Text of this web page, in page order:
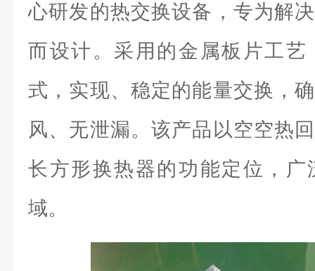
心研发的热交换设备，专为解
而设计。采用的金属板片工艺
式，实现、稳定的能量交换，
风、无泄漏。该产品以空空热
长方形换热器的功能定位，广
域。